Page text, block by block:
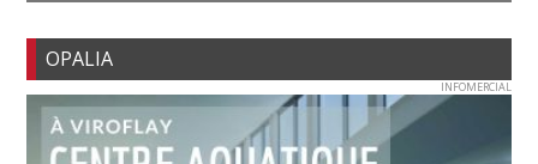
OPALIA
INFOMERCIAL